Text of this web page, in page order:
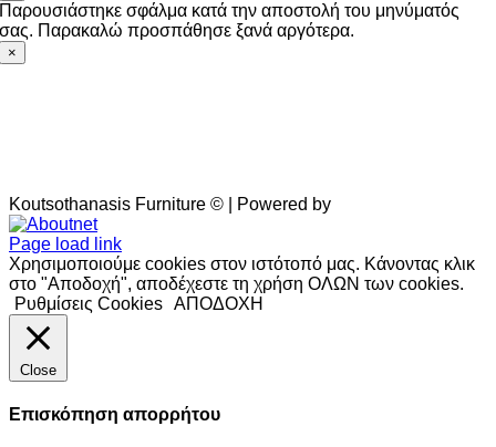
Παρουσιάστηκε σφάλμα κατά την αποστολή του μηνύματός
σας. Παρακαλώ προσπάθησε ξανά αργότερα.
×
Koutsothanasis Furniture © | Powered by
Page load link
Χρησιμοποιούμε cookies στον ιστότοπό μας. Κάνοντας κλικ
στο "Αποδοχή", αποδέχεστε τη χρήση ΟΛΩΝ των cookies.
Ρυθμίσεις Cookies ΑΠΟΔΟΧΗ
Close
Επισκόπηση απορρήτου